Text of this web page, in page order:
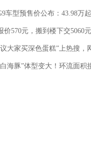
车型预售价公布：43.98万起
元，搬到楼下交5060元才肯搬上楼！女
大家买深色蛋糕”上热搜，网友：天
海豚”体型变大！环流面积接近13个浙